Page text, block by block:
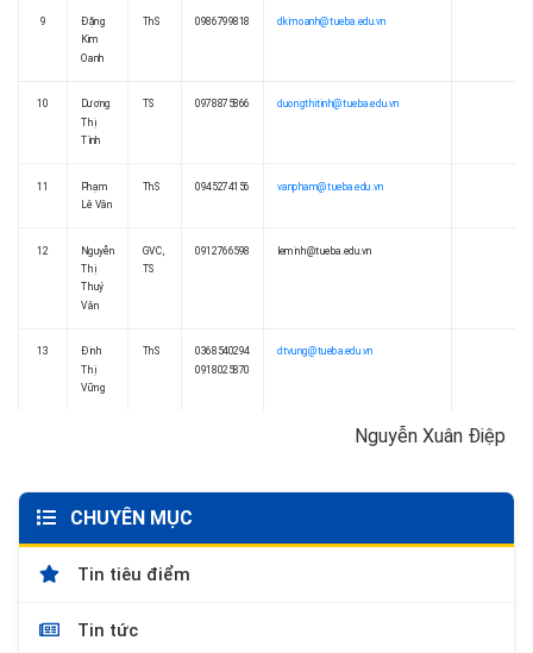
9
Đặng
Kim
Oanh
ThS 0986799818 dkimoanh@tueba.edu.vn
10
Dương
Thị
Tình
TS 0978875866 duongthitinh@tueba.edu.vn
11
Phạm
Lê Vân
ThS 0945274156 vanpham@tueba.edu.vn
12
Nguyễn
Thị
Thuý
Vân
GVC,
TS
0912766598 leminh@tueba.edu.vn
13
Đinh
Thị
Vững
ThS
0368540294
0918025870
dtvung@tueba.edu.vn
Nguyễn Xuân Điệp
CHUYÊN MỤC
Tin tiêu điểm
Tin tức